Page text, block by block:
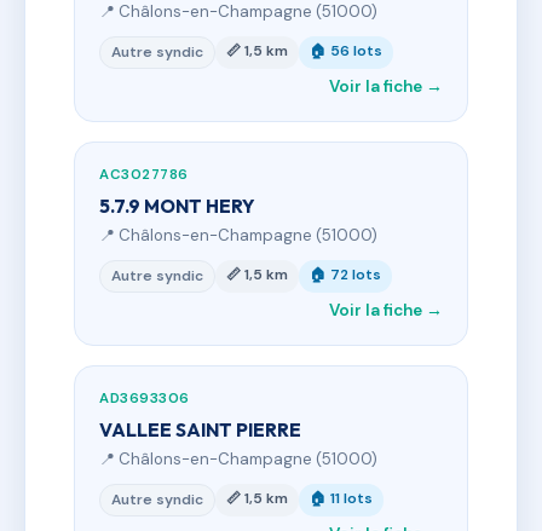
📍 Châlons-en-Champagne (51000)
Autre syndic 📏 1,5 km 🏠 56 lots
Voir la fiche →
AC3027786
5.7.9 MONT HERY
📍 Châlons-en-Champagne (51000)
Autre syndic 📏 1,5 km 🏠 72 lots
Voir la fiche →
AD3693306
VALLEE SAINT PIERRE
📍 Châlons-en-Champagne (51000)
Autre syndic 📏 1,5 km 🏠 11 lots